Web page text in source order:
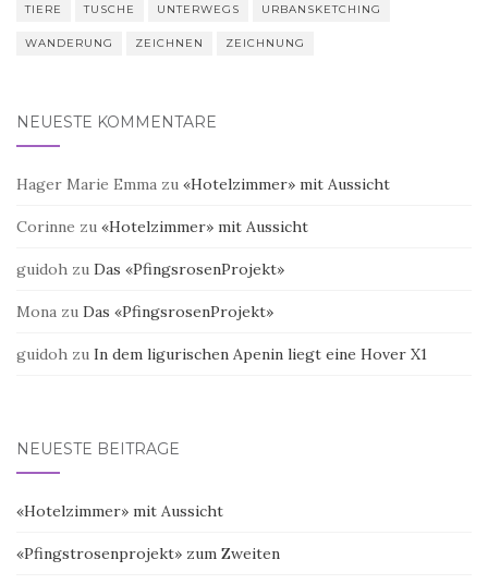
TIERE TUSCHE UNTERWEGS URBANSKETCHING
WANDERUNG ZEICHNEN ZEICHNUNG
NEUESTE KOMMENTARE
Hager Marie Emma zu «Hotelzimmer» mit Aussicht
Corinne zu «Hotelzimmer» mit Aussicht
guidoh zu Das «PfingsrosenProjekt»
Mona zu Das «PfingsrosenProjekt»
guidoh zu In dem ligurischen Apenin liegt eine Hover X1
NEUESTE BEITRÄGE
«Hotelzimmer» mit Aussicht
«Pfingstrosenprojekt» zum Zweiten